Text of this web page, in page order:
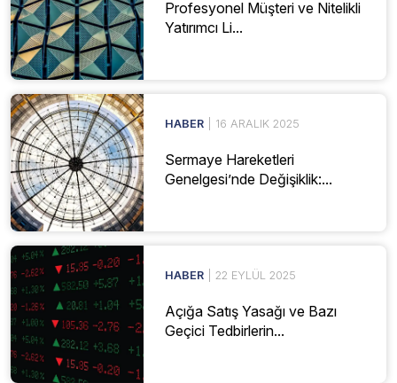
Profesyonel Müşteri ve Nitelikli
Yatırımcı Li...
HABER | 16 ARALIK 2025
Sermaye Hareketleri
Genelgesi’nde Değişiklik:...
HABER | 22 EYLÜL 2025
Açığa Satış Yasağı ve Bazı
Geçici Tedbirlerin...